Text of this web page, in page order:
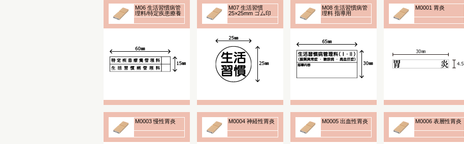
M06 生活習慣病管
理料/特定疾患療養
管理料 15×60mm
ゴム印
M07 生活習慣
25×25mm ゴム印
M08 生活習慣病管
理料 指導用
30×65mm ゴム印
M0001 胃炎
M0003 慢性胃炎 M0004 神経性胃炎 M0005 出血性胃炎 M0006 表層性胃炎